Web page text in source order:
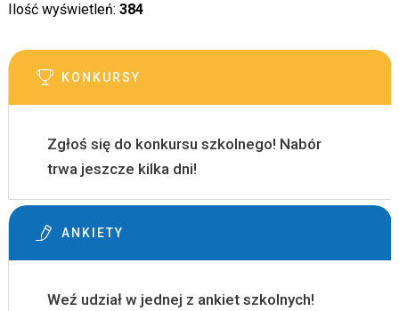
Ilość wyświetleń: 384
KONKURSY
Zgłoś się do konkursu szkolnego! Nabór
trwa jeszcze kilka dni!
ANKIETY
Weź udział w jednej z ankiet szkolnych!